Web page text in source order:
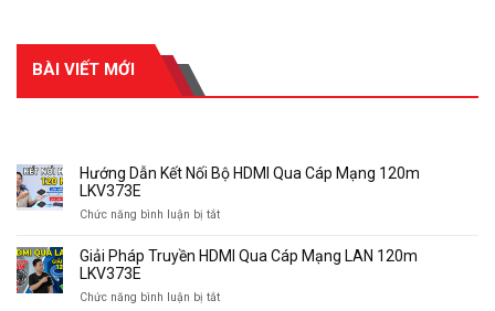
BÀI VIẾT MỚI
Hướng Dẫn Kết Nối Bộ HDMI Qua Cáp Mạng 120m
LKV373E
Chức năng bình luận bị tắtở
Dẫn
Kết
Bộ
Giải Pháp Truyền HDMI Qua Cáp Mạng LAN 120m
LKV373E
Chức năng bình luận bị tắtở